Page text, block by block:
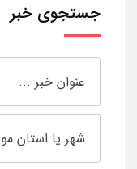
جستجوی خبر